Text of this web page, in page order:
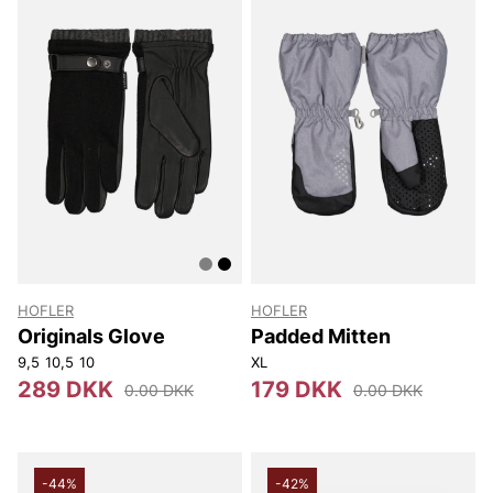
HOFLER
Originals Glove
9,5 10,5 10
289 DKK 0.00 DKK
HOFLER
Padded Mitten
XL
179 DKK 0.00 DKK
-44% -42%